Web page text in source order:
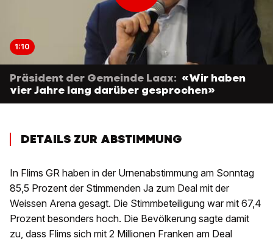
1:10
Präsident der Gemeinde Laax: «Wir haben
vier Jahre lang darüber gesprochen»
DETAILS ZUR ABSTIMMUNG
In Flims GR haben in der Urnenabstimmung am Sonntag
85,5 Prozent der Stimmenden Ja zum Deal mit der
Weissen Arena gesagt. Die Stimmbeteiligung war mit 67,4
Prozent besonders hoch. Die Bevölkerung sagte damit
zu, dass Flims sich mit 2 Millionen Franken am Deal